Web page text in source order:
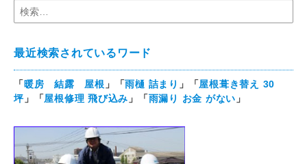
最近検索されているワード
「暖房 結露 屋根 」「雨樋 詰まり 」「屋根葺き替え 30
坪」「屋根修理 飛び込み 」「雨漏り お金 がない 」